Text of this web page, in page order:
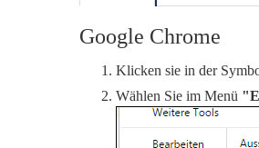
Google Chrome
Klicken sie in der
Wählen Sie im Menü